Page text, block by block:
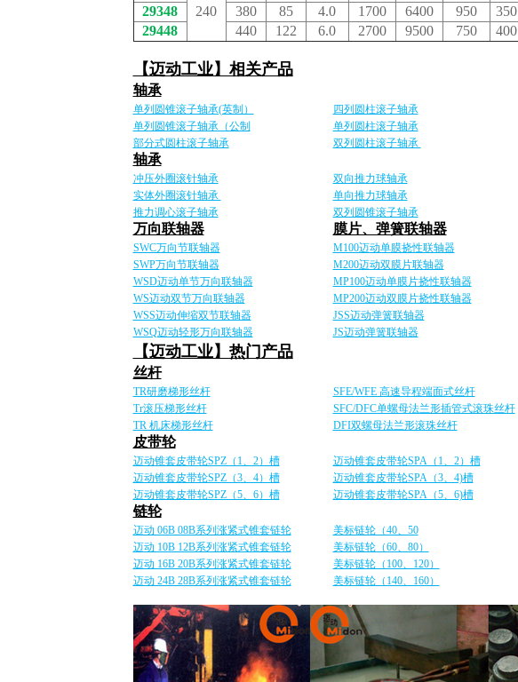
240
29348
380 85 4.0 1700 6400 950 350
29448
440 122 6.0 2700 9500 750 400
【迈动工业】相关产品
轴承
单列圆锥滚子轴承(英制） 四列圆柱滚子轴承
单列圆锥滚子轴承（公制
单列圆柱滚子轴承
部分式圆柱滚子轴承
双列圆柱滚子轴承
轴承
冲压外圈滚针轴承 双向推力球轴承
实体外圈滚针轴承
单向推力球轴承
推力调心滚子轴承
双列圆锥滚子轴承
万向联轴器 膜片、弹簧联轴器
SWC万向节联轴器 M100迈动单膜挠性联轴器
SWP万向节联轴器
M200迈动双膜片联轴器
WSD迈动单节万向联轴器
MP100迈动单膜片挠性联轴器
WS迈动双节万向联轴器
MP200迈动双膜片挠性联轴器
WSS迈动伸缩双节联轴器
JSS迈动弹簧联轴器
WSQ迈动轻形万向联轴器
JS迈动弹簧联轴器
【迈动工业】热门产品
丝杆
TR研磨梯形丝杆 SFE/WFE 高速导程端面式丝杆
Tr滚压梯形丝杆
SFC/DFC单螺母法兰形插管式滚珠丝杆
TR 机床梯形丝杆
DFI双螺母法兰形滚珠丝杆
皮带轮
迈动锥套皮带轮SPZ（1、2）槽 迈动锥套皮带轮SPA（1、2）槽
迈动锥套皮带轮SPZ（3、4）槽
迈动锥套皮带轮SPA（3、4)槽
迈动锥套皮带轮SPZ（5、6）槽
迈动锥套皮带轮SPA（5、6)槽
链轮
迈动 06B 08B系列涨紧式锥套链轮 美标链轮（40、50
迈动 10B 12B系列涨紧式锥套链轮
美标链轮（60、80）
迈动 16B 20B系列涨紧式锥套链轮
美标链轮（100、120）
迈动 24B 28B系列涨紧式锥套链轮
美标链轮（140、160）